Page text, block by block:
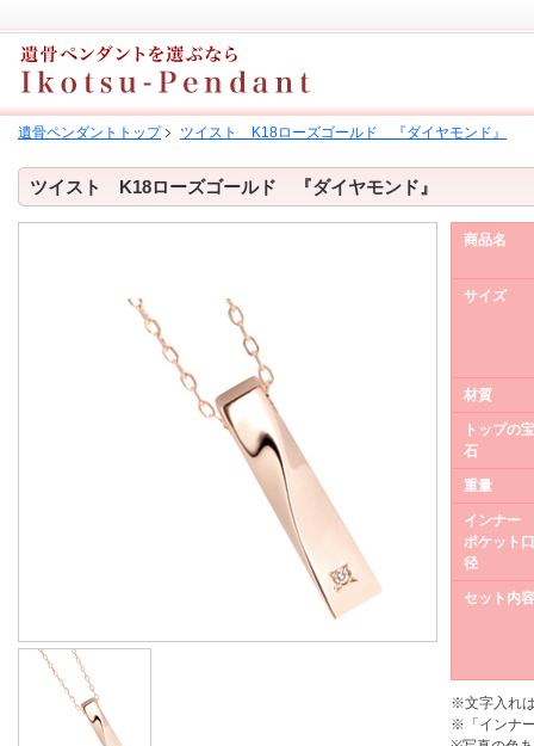
遺骨ペンダントトップ ツイスト K18ローズゴールド 『ダイヤモンド』
ツイスト K18ローズゴールド 『ダイヤモンド』
商品名
サイズ
材質
トップの宝
石
重量
インナー
ポケット口
径
セット内容
※文字入れ
※「インナ